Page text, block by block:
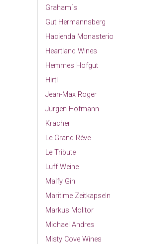
Graham´s
Gut Hermannsberg
Hacienda Monasterio
Heartland Wines
Hemmes Hofgut
Hirtl
Jean-Max Roger
Jürgen Hofmann
Kracher
Le Grand Rève
Le Tribute
Luff Weine
Malfy Gin
Maritime Zeitkapseln
Markus Molitor
Michael Andres
Misty Cove Wines